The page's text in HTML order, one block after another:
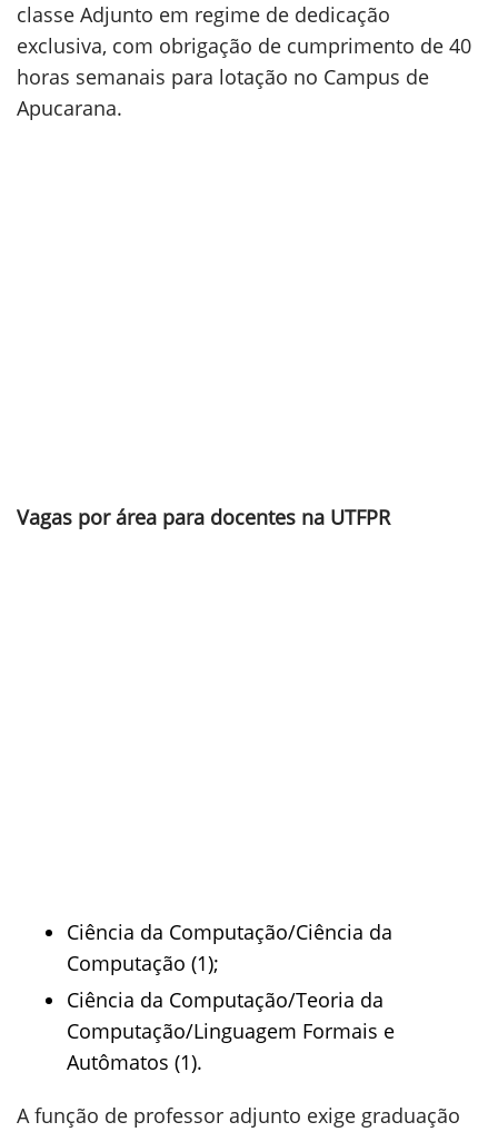
classe Adjunto em regime de dedicação
exclusiva, com obrigação de cumprimento de 40
horas semanais para lotação no Campus de
Apucarana.
Vagas por área para docentes na UTFPR
Ciência da Computação/Ciência da
Computação (1);
Ciência da Computação/Teoria da
Computação/Linguagem Formais e
Autômatos (1).
A função de professor adjunto exige graduação